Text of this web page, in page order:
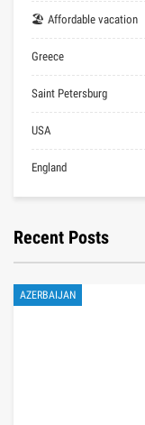
🏖 Affordable vacation
Greece
Saint Petersburg
USA
England
Recent Posts
AZERBAIJAN